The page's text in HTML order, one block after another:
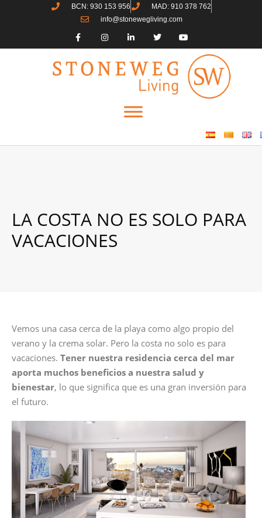
BCN: 930 153 956
MAD: 910 378 762
info@stonewegliving.com
LA COSTA NO ES SOLO PARA
VACACIONES
Vemos una casa cerca de la playa como algo propio del
verano y la crema solar. Pero la costa no solo es para
vacaciones. Tener nuestra residencia cerca del mar
aporta muchos beneficios a nuestra salud y
bienestar, lo que significa que es una gran inversión para
el futuro.